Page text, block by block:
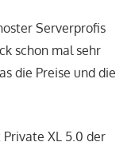
Serverprofis
schon mal sehr
die Preise und die
XL 5.0 der